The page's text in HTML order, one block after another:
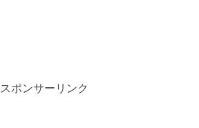
スポンサーリンク